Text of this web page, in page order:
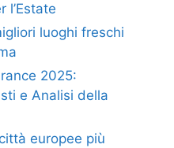
l’Estate
luoghi freschi
2025:
e Analisi della
europee più